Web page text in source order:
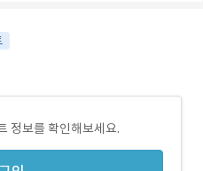
정보를 확인해보세요.